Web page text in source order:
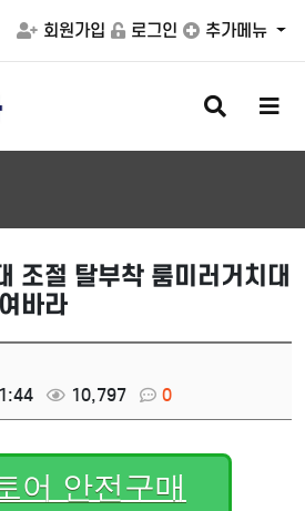
회원가입 로그인 추가메뉴
검
색
버
메
버
조절 탈부착 룸미러거치대
바라
10,797 0
어 안전구매